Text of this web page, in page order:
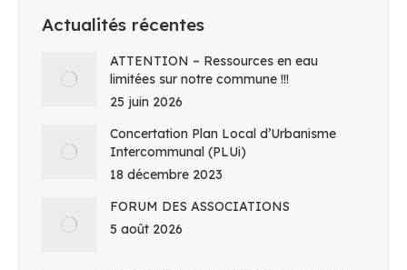
Actualités récentes
ATTENTION – Ressources en eau
limitées sur notre commune !!!
25 juin 2026
Concertation Plan Local d’Urbanisme
Intercommunal (PLUi)
18 décembre 2023
FORUM DES ASSOCIATIONS
5 août 2026